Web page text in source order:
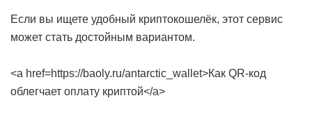
Если вы ищете удобный криптокошелёк, этот сервис
может стать достойным вариантом.
<a href=https://baoly.ru/antarctic_wallet>Как QR-код
облегчает оплату криптой</a>